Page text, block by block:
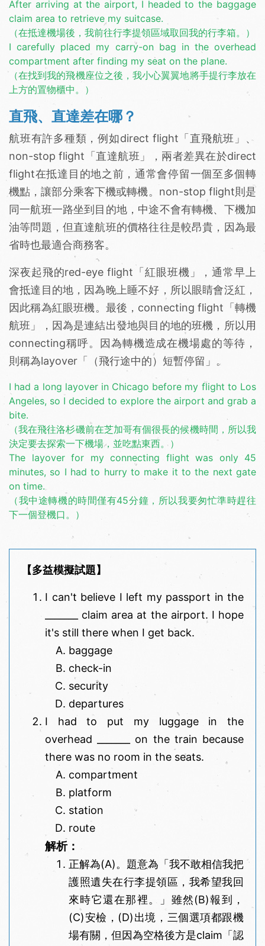
After arriving at the airport, I headed to the baggage
claim area to retrieve my suitcase.
（在抵達機場後，我前往行李提領區域取回我的行李箱。）
I carefully placed my carry-on bag in the overhead
compartment after finding my seat on the plane.
（在找到我的飛機座位之後，我小心翼翼地將手提行李放在
上方的置物櫃中。）
直飛、直達差在哪？
航班有許多種類，例如direct flight「直飛航班」、
non-stop flight「直達航班」，兩者差異在於direct
flight在抵達目的地之前，通常會停留一個至多個轉
機點，讓部分乘客下機或轉機。non-stop flight則是
同一航班一路坐到目的地，中途不會有轉機、下機加
油等問題，但直達航班的價格往往是較昂貴，因為最
省時也最適合商務客。
深夜起飛的red-eye flight「紅眼班機」，通常早上
會抵達目的地，因為晚上睡不好，所以眼睛會泛紅，
因此稱為紅眼班機。最後，connecting flight「轉機
航班」，因為是連結出發地與目的地的班機，所以用
connecting稱呼。因為轉機造成在機場處的等待，
則稱為layover「（飛行途中的）短暫停留」。
I had a long layover in Chicago before my flight to Los
Angeles, so I decided to explore the airport and grab a
bite.
（我在飛往洛杉磯前在芝加哥有個很長的候機時間，所以我
決定要去探索一下機場，並吃點東西。）
The layover for my connecting flight was only 45
minutes, so I had to hurry to make it to the next gate
on time.
（我中途轉機的時間僅有45分鐘，所以我要匆忙準時趕往
下一個登機口。）
【多益模擬試題】
I can't believe I left my passport in the
_______ claim area at the airport. I hope
it's still there when I get back.
baggage
check-in
security
departures
I had to put my luggage in the
overhead _______ on the train because
there was no room in the seats.
compartment
platform
station
route
解析：
正解為(A)。題意為「我不敢相信我把
護照遺失在行李提領區，我希望我回
來時它還在那裡。」雖然(B)報到，
(C)安檢，(D)出境，三個選項都跟機
場有關，但因為空格後方是claim「認